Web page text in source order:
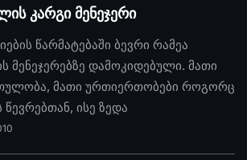
კარგი მენეჯერი
წარმატებაში ბევრი რამეა
დამოკიდებული. მათი
მათი ურთიერთობები როგორც
ისე ზედა